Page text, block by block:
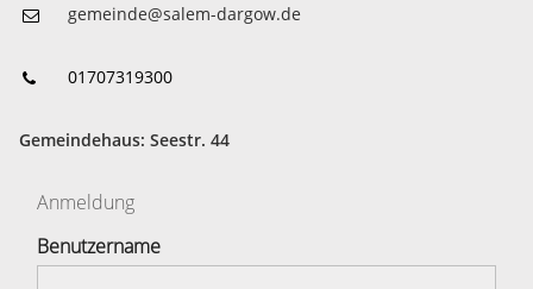
gemeinde@salem-dargow.de
01707319300
Gemeindehaus: Seestr. 44
Anmeldung
Benutzername